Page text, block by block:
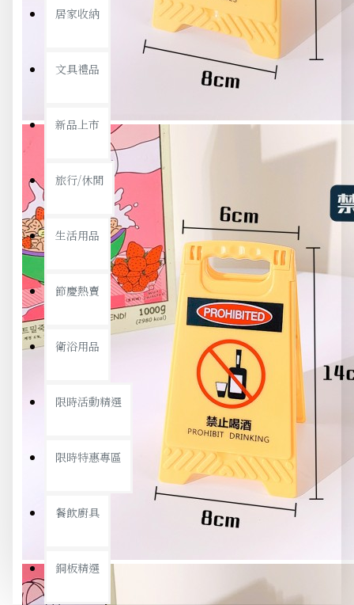
居家收納
文具禮品
新品上市
旅行/休閒
生活用品
節慶熱賣
衛浴用品
限時活動精選
限時特惠專區
餐飲廚具
銅板精選